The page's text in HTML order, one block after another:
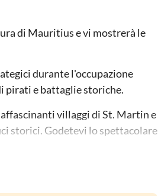
di Mauritius e vi mostrerà le
durante l'occupazione
pirati e battaglie storiche.
villaggi di St. Martin e
storici. Godetevi lo spettacolare